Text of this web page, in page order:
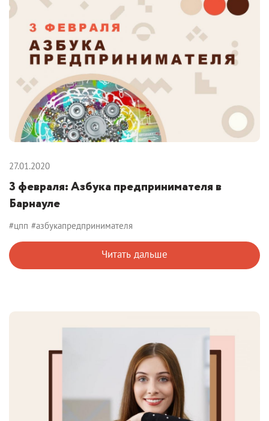
27.01.2020
3 февраля: Азбука предпринимателя в
Барнауле
#цпп #азбукапредпринимателя
Читать дальше